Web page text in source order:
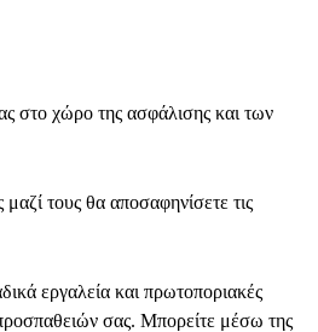
στο χώρο της ασφάλισης και των
τους θα αποσαφηνίσετε τις
εργαλεία και πρωτοποριακές
σας. Μπορείτε μέσω της